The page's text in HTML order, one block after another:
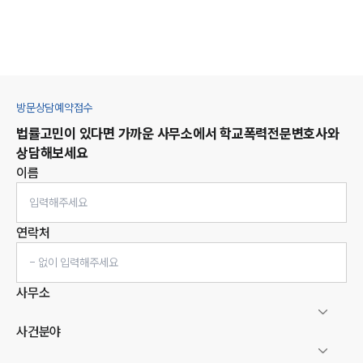
방문상담예약접수
법률고민이 있다면 가까운 사무소에서 학교폭력전문변호사와
상담해보세요
이름
연락처
사무소
사건분야